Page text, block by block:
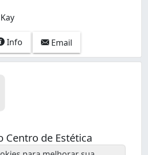
Info Email
Centro de Estética